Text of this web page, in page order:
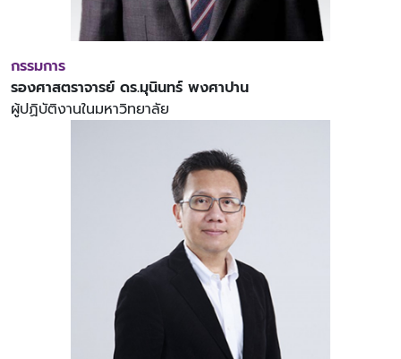
กรรมการ
รองศาสตราจารย์ ดร.มุนินทร์ พงศาปาน
ผู้ปฏิบัติงานในมหาวิทยาลัย